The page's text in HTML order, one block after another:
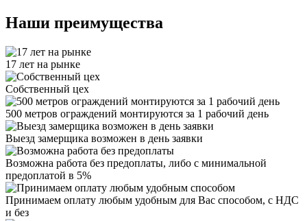
Наши преимущества
17 лет на рынке
Собственный цех
500 метров ограждений монтируются за 1 рабочий день
Выезд замерщика возможен в день заявки
Возможна работа без предоплаты, либо с минимальной
предоплатой в 5%
Принимаем оплату любым удобным для Вас способом, с НДС
и без